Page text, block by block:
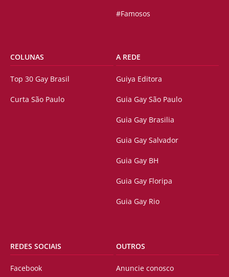
#Famosos
COLUNAS
Top 30 Gay Brasil
Curta São Paulo
A REDE
Guiya Editora
Guia Gay São Paulo
Guia Gay Brasilia
Guia Gay Salvador
Guia Gay BH
Guia Gay Floripa
Guia Gay Rio
REDES SOCIAIS
Facebook
OUTROS
Anuncie conosco